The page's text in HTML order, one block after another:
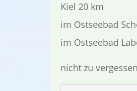
Kiel 20 km
im Ostseebad
im Ostseebad
nicht zu